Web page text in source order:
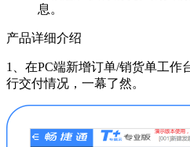
息。
产品详细介绍
1、在PC端新增订单/销货单工作
行交付情况，一幕了然。